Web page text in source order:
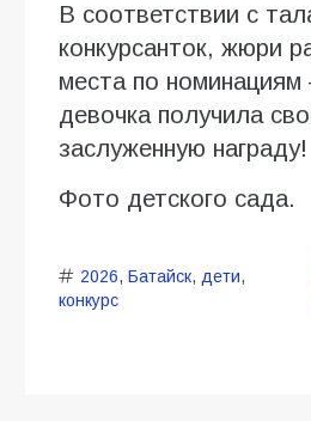
В соответствии с
конкурсанток, жюри
места по
девочка получила
заслуженную награду!
Фото детского сада.
2026, Батайск, дети,
конкурс